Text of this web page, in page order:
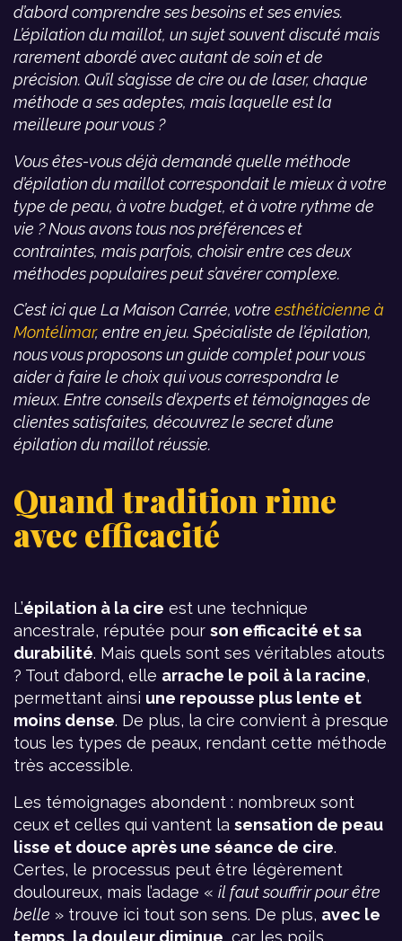
d’abord comprendre ses besoins et ses envies.
L’épilation du maillot, un sujet souvent discuté mais
rarement abordé avec autant de soin et de
précision. Qu’il s’agisse de cire ou de laser, chaque
méthode a ses adeptes, mais laquelle est la
meilleure pour vous ?
Vous êtes-vous déjà demandé quelle méthode
d’épilation du maillot correspondait le mieux à votre
type de peau, à votre budget, et à votre rythme de
vie ? Nous avons tous nos préférences et
contraintes, mais parfois, choisir entre ces deux
méthodes populaires peut s’avérer complexe.
C’est ici que La Maison Carrée, votre esthéticienne à
Montélimar, entre en jeu. Spécialiste de l’épilation,
nous vous proposons un guide complet pour vous
aider à faire le choix qui vous correspondra le
mieux. Entre conseils d’experts et témoignages de
clientes satisfaites, découvrez le secret d’une
épilation du maillot réussie.
Quand tradition rime
avec efficacité
L’épilation à la cire est une technique
ancestrale, réputée pour son efficacité et sa
durabilité. Mais quels sont ses véritables atouts
? Tout d’abord, elle arrache le poil à la racine,
permettant ainsi une repousse plus lente et
moins dense. De plus, la cire convient à presque
tous les types de peaux, rendant cette méthode
très accessible.
Les témoignages abondent : nombreux sont
ceux et celles qui vantent la sensation de peau
lisse et douce après une séance de cire.
Certes, le processus peut être légèrement
douloureux, mais l’adage « il faut souffrir pour être
belle » trouve ici tout son sens. De plus, avec le
temps, la douleur diminue , car les poils